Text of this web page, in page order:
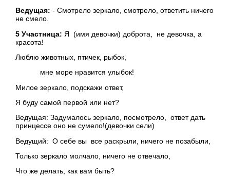
Ведущая: - Смотрело зеркало, смотрело, ответить ничего
не смело.
5 Участница: Я (имя девочки) доброта, не девочка, а
красота!
Люблю животных, птичек, рыбок,
мне море нравится улыбок!
Милое зеркало, подскажи ответ,
Я буду самой первой или нет?
Ведущая: Задумалось зеркало, посмотрело, ответ дать
принцессе оно не сумело!(девочки сели)
Ведущий: О себе вы все раскрыли, ничего не позабыли,
Только зеркало молчало, ничего не отвечало,
Что же делать, как вам быть?